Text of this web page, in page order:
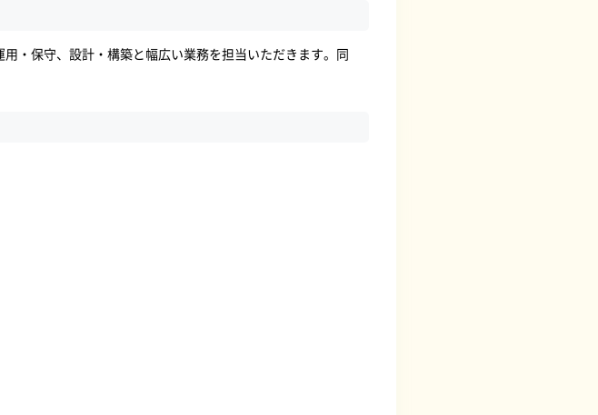
・保守、設計・構築と幅広い業務を担当いただきます。同